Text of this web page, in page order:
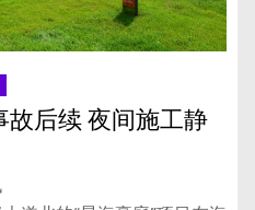
后续 夜间施工静